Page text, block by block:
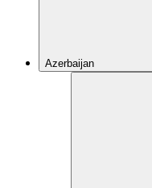
Azerbaijan